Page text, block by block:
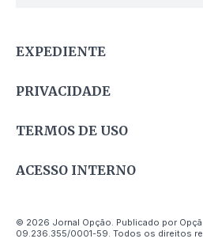
EXPEDIENTE
PRIVACIDADE
TERMOS DE USO
ACESSO INTERNO
© 2026 Jornal Opção. Publicado por
09.236.355/0001-59. Todos os direitos